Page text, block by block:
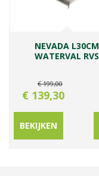
NEVADA L30CM
WATERVAL RVS
€ 199,00
€ 139,30
BEKIJKEN